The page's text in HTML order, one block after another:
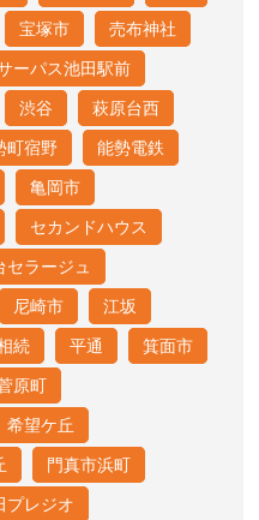
宝塚市 売布神社
ーパス池田駅前
渋谷 萩原台西
町宿野 能勢電鉄
亀岡市
セカンドハウス
セラージュ
尼崎市 江坂
続 平通 箕面市
原町
希望ケ丘
門真市浜町
プレジオ